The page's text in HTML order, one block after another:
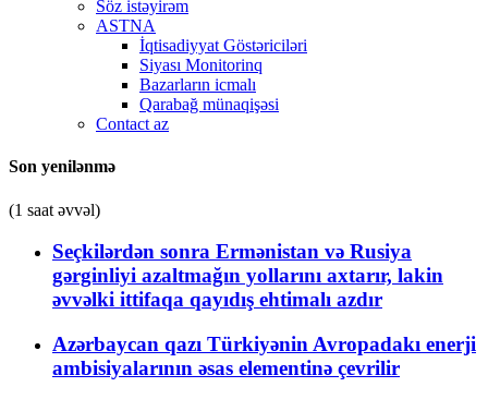
Söz istəyirəm
ASTNA
İqtisadiyyat Göstəriciləri
Siyası Monitorinq
Bazarların icmalı
Qarabağ münaqişəsi
Contact az
Son yenilənmə
(1 saat əvvəl)
Seçkilərdən sonra Ermənistan və Rusiya
gərginliyi azaltmağın yollarını axtarır, lakin
əvvəlki ittifaqa qayıdış ehtimalı azdır
Azərbaycan qazı Türkiyənin Avropadakı enerji
ambisiyalarının əsas elementinə çevrilir